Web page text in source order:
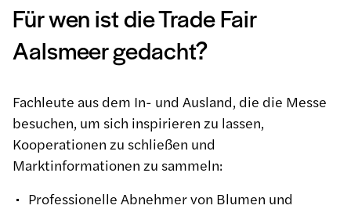
Für wen ist die Trade Fair
Aalsmeer gedacht?
Fachleute aus dem In- und Ausland, die die Messe
besuchen, um sich inspirieren zu lassen,
Kooperationen zu schließen und
Marktinformationen zu sammeln:
Professionelle Abnehmer von Blumen und